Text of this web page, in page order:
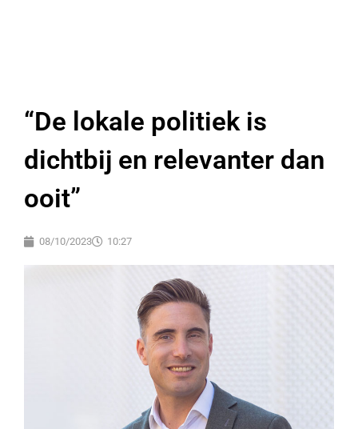
“De lokale politiek is
dichtbij en relevanter dan
ooit”
08/10/2023 10:27